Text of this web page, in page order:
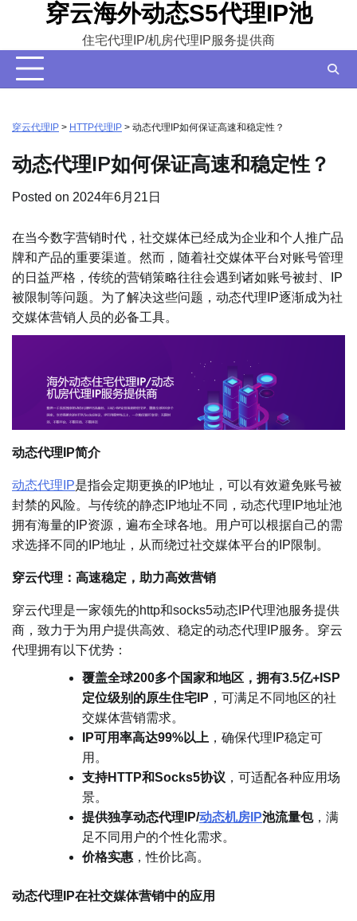
content
穿云海外动态S5代理IP池
住宅代理IP/机房代理IP服务提供商
穿云代理IP > HTTP代理IP > 动态代理IP如何保证高速和稳定性？
动态代理IP如何保证高速和稳定性？
Posted on 2024年6月21日
在当今数字营销时代，社交媒体已经成为企业和个人推广品
牌和产品的重要渠道。然而，随着社交媒体平台对账号管理
的日益严格，传统的营销策略往往会遇到诸如账号被封、IP
被限制等问题。为了解决这些问题，动态代理IP逐渐成为社
交媒体营销人员的必备工具。
动态代理IP简介
动态代理IP是指会定期更换的IP地址，可以有效避免账号被
封禁的风险。与传统的静态IP地址不同，动态代理IP地址池
拥有海量的IP资源，遍布全球各地。用户可以根据自己的需
求选择不同的IP地址，从而绕过社交媒体平台的IP限制。
穿云代理：高速稳定，助力高效营销
穿云代理是一家领先的http和socks5动态IP代理池服务提供
商，致力于为用户提供高效、稳定的动态代理IP服务。穿云
代理拥有以下优势：
覆盖全球200多个国家和地区，拥有3.5亿+ISP
定位级别的原生住宅IP ，可满足不同地区的社
交媒体营销需求。
IP可用率高达99%以上 ，确保代理IP稳定可
用。
支持HTTP和Socks5协议 ，可适配各种应用场
景。
提供独享动态代理IP/动态机房IP池流量包，满
足不同用户的个性化需求。
价格实惠 ，性价比高。
动态代理IP在社交媒体营销中的应用